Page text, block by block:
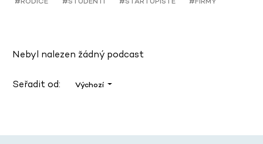
Nebyl nalezen žádný podcast
Seřadit od: Výchozí